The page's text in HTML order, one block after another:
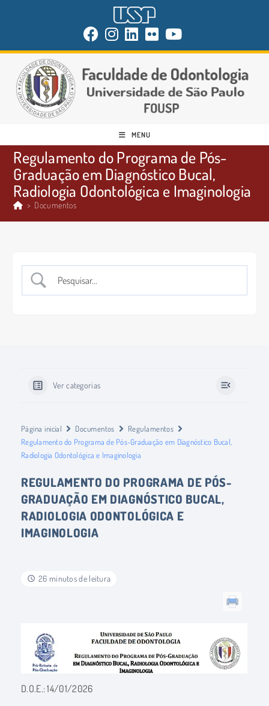
MENU
Regulamento do Programa de Pós-
Graduação em Diagnóstico Bucal,
Radiologia Odontológica e Imaginologia
> Documentos
Ver categorias
Página inicial Documentos
Regulamentos
Regulamento do Programa de Pós-Graduação em Diagnóstico Bucal,
Radiologia Odontológica e Imaginologia
REGULAMENTO DO PROGRAMA DE PÓS-
GRADUAÇÃO EM DIAGNÓSTICO BUCAL,
RADIOLOGIA ODONTOLÓGICA E
IMAGINOLOGIA
26 minutos de leitura
D.O.E.: 14/01/2026